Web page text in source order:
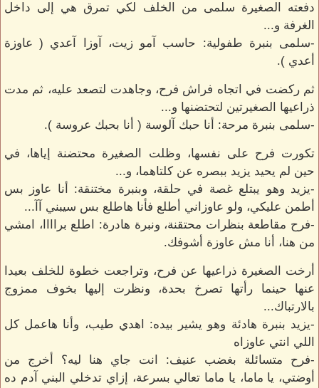
دفعته الصغيرة سلمى من الخلف لكي تمرق هي إلى داخل
الغرفة و...
-سلمى بنبرة طفولية: حاسب آمو زيت، آوزا آعدي ( عاوزة
أعدي ).
ثم ركضت في اتجاه فراش فرح، وجاهدت لتصعد عليه، ثم مدت
ذراعيها الصغيرتين لتحتضنها و...
-سلمى بنبرة مرحة: أنا حبك آلوسة ( أنا بحبك عروسة ).
تكورت فرح على نفسها، وظلت الصغيرة محتضنة إياها، في
حين لم يحيد يزيد ببصره عن كلتاهما، و...
-يزيد وهو يبتلع غصة في حلقة، وبنبرة مختنقة: أنا عاوز بس
أطمن عليكي، ولو عاوزاني أطلع فأنا هاطلع بس سيبني آآ...
-فرح مقاطعة بنظرات محتقنة، ونبرة هادرة: اطلع براااا، امشي
من هنا، أنا مش عاوزة أشوفك.
أرخت الصغيرة ذراعيها عن فرح، وتراجعت خطوة للخلف بعيدا
عنها حينما رأتها تصرخ بحدة، ونظرت إليها بخوف ممزوج
بالارتباك...
-يزيد بنبرة هادئة وهو يشير بيده: اهدي طيب، وأنا هاعمل كل
اللي انتي عاوزاه
-فرح متسائلة بغضب عنيف: انت جاي هنا ليه؟ أخرج من
أوضتي، يا ماما، يا ماما تعالي بسرعة، إزاي تدخلي البني آدم ده